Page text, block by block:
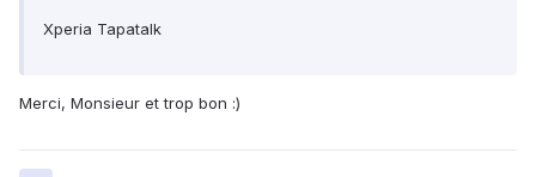
Xperia Tapatalk
Merci, Monsieur et trop bon :)